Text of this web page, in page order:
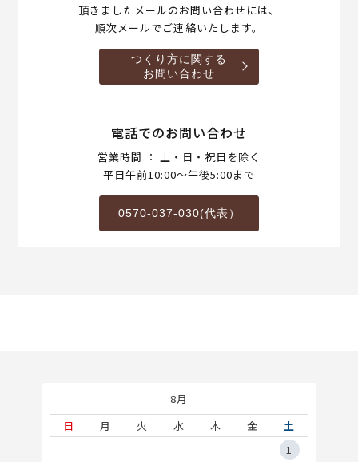
頂きましたメールのお問い合わせには、
順次メールでご連絡いたします。
つくり方に関する
お問い合わせ
電話でのお問い合わせ
営業時間 ： 土・日・祝日を除く
平日午前10:00～午後5:00まで
0570-037-030(代表）
8月
日
月 火 水 木 金
土
1